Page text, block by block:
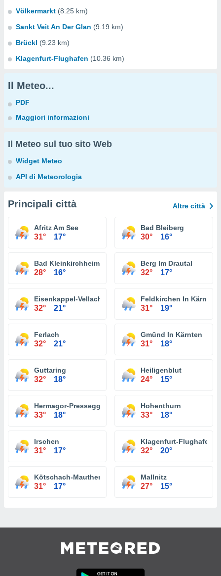
Völkermarkt (8.25 km)
Sankt Veit An Der Glan (9.19 km)
Brückl (9.23 km)
Klagenfurt-Flughafen (10.36 km)
Il Meteo...
PDF
Maggiori informazioni
Il Meteo sul tuo sito Web
Widget Meteo
API di Meteorologia
Principali città Altre città
Afritz Am See
31° 17°
Bad Bleiberg
30° 16°
Bad Kleinkirchheim
28° 16°
Berg Im Drautal
32° 17°
Eisenkappel-Vellach
32° 21°
Feldkirchen In Kärnten
31° 19°
Ferlach
32° 21°
Gmünd In Kärnten
31° 18°
Guttaring
32° 18°
Heiligenblut
24° 15°
Hermagor-Pressegger See
33° 18°
Hohenthurn
33° 18°
Irschen
31° 17°
Klagenfurt-Flughafen
32° 20°
Kötschach-Mauthen
31° 17°
Mallnitz
27° 15°